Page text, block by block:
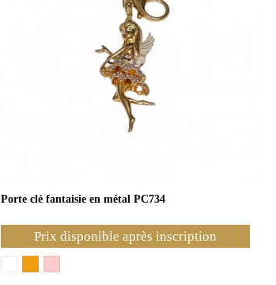
Porte clé fantaisie en métal PC734
Prix disponible après inscription